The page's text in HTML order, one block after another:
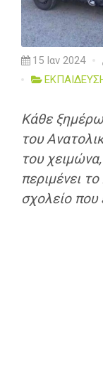
15 Ιαν 2024
Κάθε
του
του
περιμένει
σχολείο που